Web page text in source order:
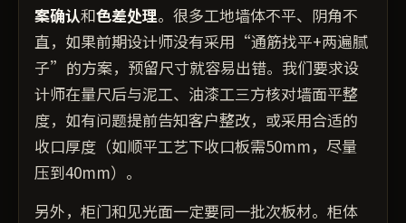
案确认和色差处理。很多工地墙体不平、阴角不
直，如果前期设计师没有采用“通筋找平+两遍腻
子”的方案，预留尺寸就容易出错。我们要求设
计师在量尺后与泥工、油漆工三方核对墙面平整
度，如有问题提前告知客户整改，或采用合适的
收口厚度（如顺平工艺下收口板需50mm，尽量
压到40mm）。
另外，柜门和见光面一定要同一批次板材。柜体